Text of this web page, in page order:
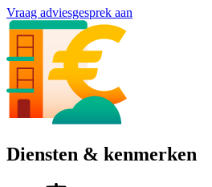
Vraag adviesgesprek aan
Diensten & kenmerken